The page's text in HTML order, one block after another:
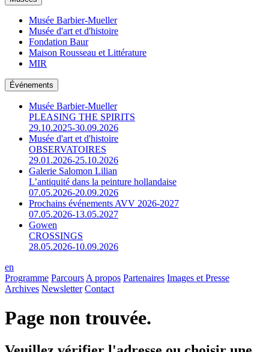
Musée Barbier-Mueller
Musée d'art et d'histoire
Fondation Baur
Maison Rousseau et Littérature
MIR
Événements
Musée Barbier-Mueller
PLEASING THE SPIRITS
29.10.2025-30.09.2026
Musée d'art et d'histoire
OBSERVATOIRES
29.01.2026-25.10.2026
Galerie Salomon Lilian
L’antiquité dans la peinture hollandaise
07.05.2026-20.09.2026
Prochains événements AVV 2026-2027
07.05.2026-13.05.2027
Gowen
CROSSINGS
28.05.2026-10.09.2026
en
Programme Parcours A propos Partenaires Images et Presse
Archives Newsletter Contact
Page non trouvée.